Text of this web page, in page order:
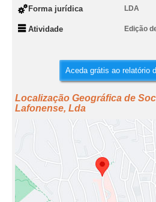
Forma jurídica LDA
Atividade Edição
Aceda grátis ao relatório
Localização Geográfica de
Lafonense, Lda